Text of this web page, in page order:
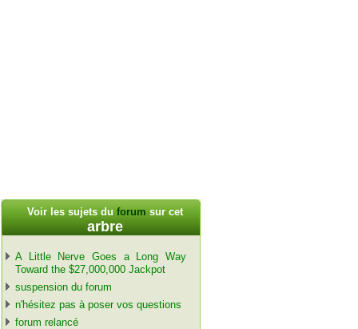
Voir les sujets du forum sur cet
arbre
A Little Nerve Goes a Long Way
Toward the $27,000,000 Jackpot
suspension du forum
n'hésitez pas à poser vos questions
forum relancé